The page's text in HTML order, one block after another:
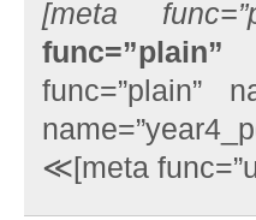
[meta
func=”plain”
≪[meta